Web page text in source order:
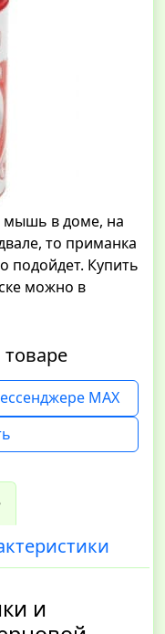
мышь в доме, на
то приманка
Купить
можно в
MAX
и